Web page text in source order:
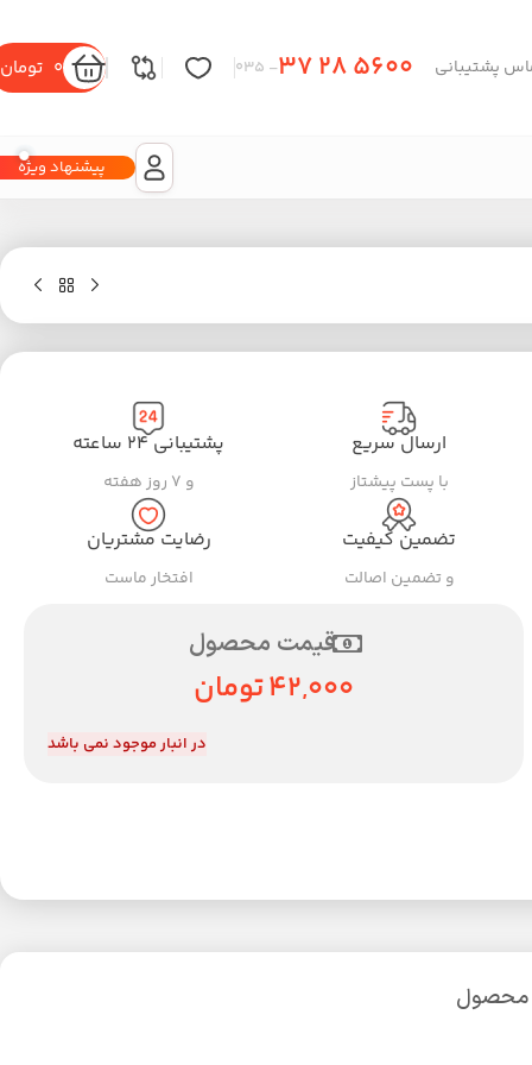
پشتیبانی 37 28 5600
– 035
0 تومان
پیشنهاد ویژه
ارسال سریع
با پست پیشتاز
پشتیبانی ۲۴ ساعته
و ۷ روز هفته
تضمین کیفیت
و تضمین اصالت
رضایت مشتریان
افتخار ماست
قیمت محصول
42,000تومان
در انبار موجود نمی باشد
محصول